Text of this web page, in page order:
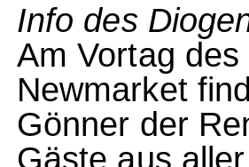
Info des
Am Vortag
Newmarket
Gönner der
Gäste aus